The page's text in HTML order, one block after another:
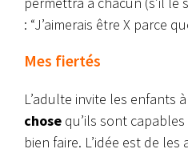
: “J’aimerais être X parce
Mes fiertés
L’adulte invite les enfants à
chose qu’ils sont
bien faire. L’idée est de